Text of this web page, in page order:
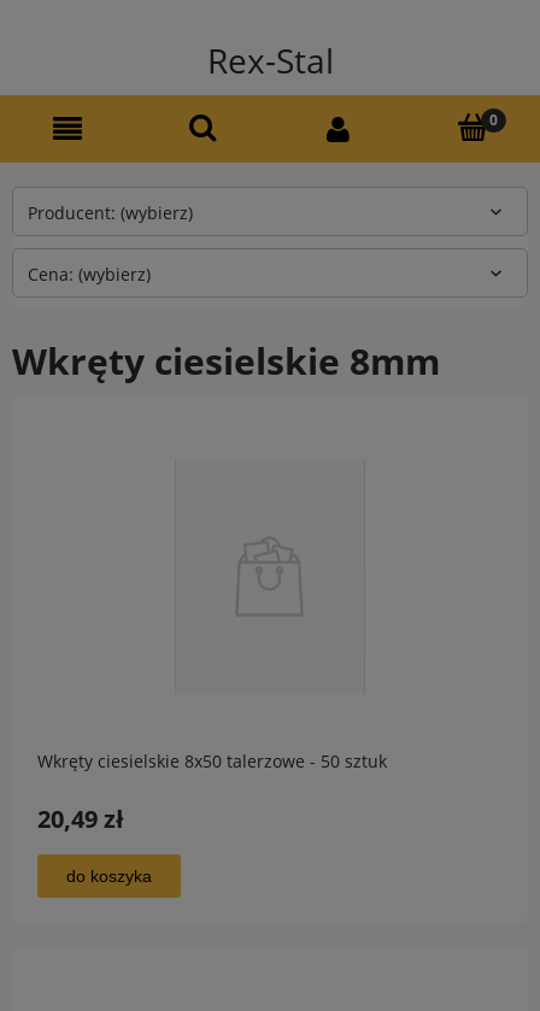
Rex-Stal
Producent: (wybierz)
Cena: (wybierz)
Wkręty ciesielskie 8mm
Wkręty ciesielskie 8x50 talerzowe - 50 sztuk
20,49 zł
do koszyka